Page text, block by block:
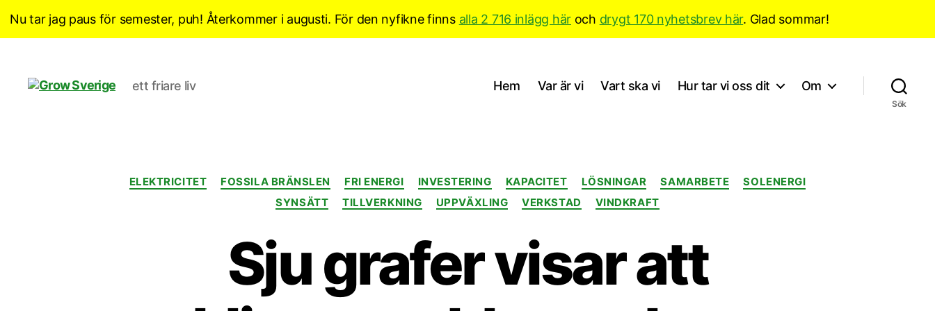
Nu tar jag paus för semester, puh! Återkommer i augusti. För den nyfikne finns alla 2 716 inlägg här och drygt 170 nyhetsbrev här. Glad sommar!
ett friare liv Hem Var är vi Vart ska vi Hur tar vi oss dit Om
Sök
Kategorier
ELEKTRICITET FOSSILA BRÄNSLEN FRI ENERGI INVESTERING KAPACITET LÖSNINGAR SAMARBETE
SOLENERGI
SYNSÄTT
TILLVERKNING UPPVÄXLING VERKSTAD VINDKRAFT
Sju grafer visar att